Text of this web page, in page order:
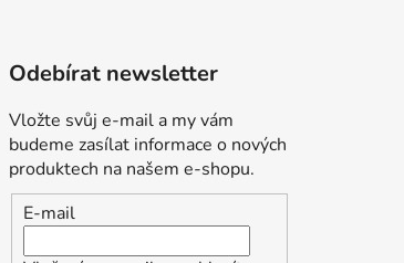
Odebírat newsletter
Vložte svůj e-mail a my vám
budeme zasílat informace o nových
produktech na našem e-shopu.
E-mail